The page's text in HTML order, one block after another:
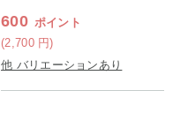
600 ポイント
(2,700 円)
他 バリエーションあり